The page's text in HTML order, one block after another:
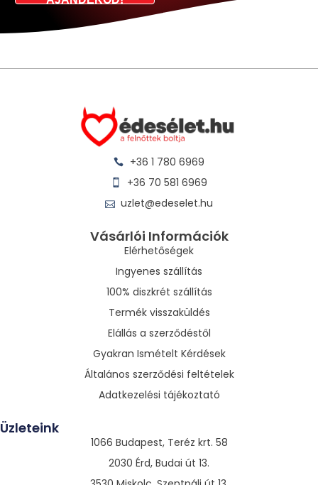
+36 1 780 6969
+36 70 581 6969
uzlet@edeselet.hu
Vásárlói Információk
Elérhetőségek
Ingyenes szállítás
100% diszkrét szállítás
Termék visszaküldés
Elállás a szerződéstől
Gyakran Ismételt Kérdések
Általános szerződési feltételek
Adatkezelési tájékoztató
Üzleteink
1066 Budapest, Teréz krt. 58
2030 Érd, Budai út 13.